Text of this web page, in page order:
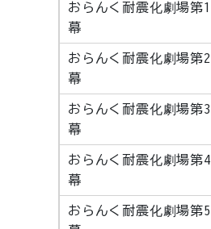
おらんく耐震化劇場第1
幕
おらんく耐震化劇場第2
幕
おらんく耐震化劇場第3
幕
おらんく耐震化劇場第4
幕
おらんく耐震化劇場第5